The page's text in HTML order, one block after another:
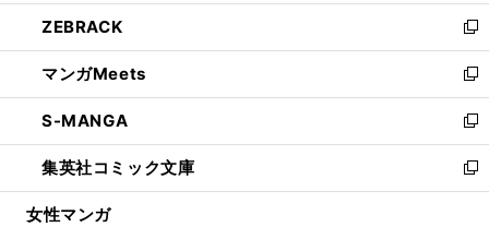
く
ウ
で
開
く
ン
ド
ウ
で
開
く
ウ
ィ
ン
ド
ウ
で
開
く
し
い
ウ
ィ
ン
ド
ウ
で
開
ZEBRACK
新
し
い
ウ
ィ
ン
ド
ウ
マンガMeets
新
し
い
ウ
ィ
ン
S-MANGA
新
し
い
ウ
集英社コミック文庫
新
し
女性マンガ